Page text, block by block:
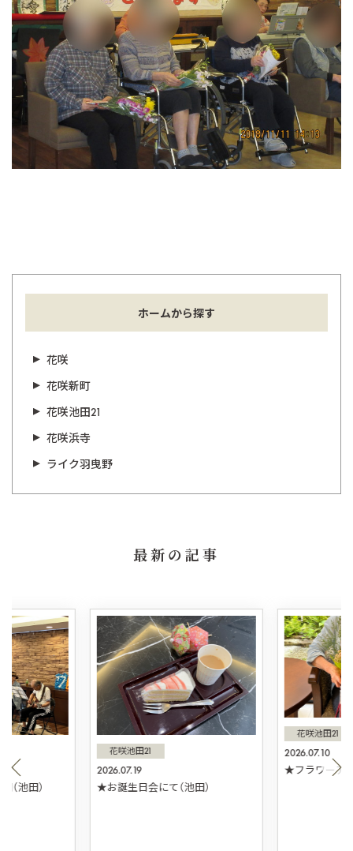
ホームから探す
花咲
花咲新町
花咲池田21
花咲浜寺
ライク羽曳野
最新の記事
池田）
2026.07.19
花咲池田21
★お誕生日会にて（池田）
2026.07.10
花咲池田21
★フラワーアレ